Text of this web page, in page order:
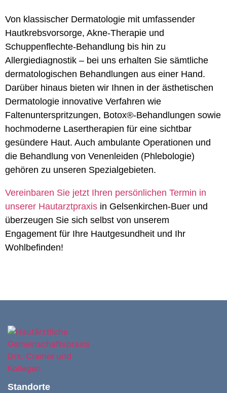
Von klassischer Dermatologie mit umfassender
Hautkrebsvorsorge, Akne-Therapie und
Schuppenflechte-Behandlung bis hin zu
Allergiediagnostik – bei uns erhalten Sie sämtliche
dermatologischen Behandlungen aus einer Hand.
Darüber hinaus bieten wir Ihnen in der ästhetischen
Dermatologie innovative Verfahren wie
Faltenunterspritzungen, Botox®-Behandlungen sowie
hochmoderne Lasertherapien für eine sichtbar
gesündere Haut. Auch ambulante Operationen und
die Behandlung von Venenleiden (Phlebologie)
gehören zu unseren Spezialgebieten.
Vereinbaren Sie jetzt Ihren persönlichen Termin in
unserer Hautarztpraxis in Gelsenkirchen-Buer und
überzeugen Sie sich selbst von unserem
Engagement für Ihre Hautgesundheit und Ihr
Wohlbefinden!
Standorte